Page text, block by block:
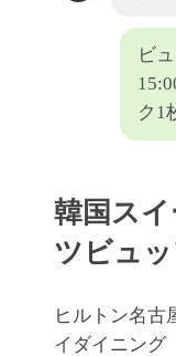
ビ
ク1
韓国ス
ツビュ
ヒルトン名古
イダイニング